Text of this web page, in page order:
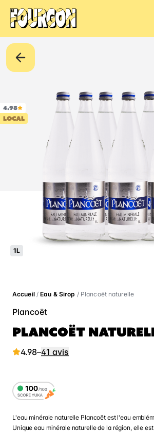
4.98
LOCAL
1L
Accueil/Eau & Sirop / Plancoët naturelle
Plancoët
PLANCOËT
4.98–41 avis
L'eau minérale naturelle Plancoët est l'eau
Unique eau minérale naturelle de la région, elle